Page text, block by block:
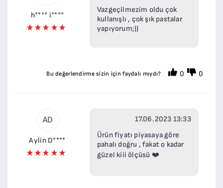
h**** i****
Vazgeçilmezim oldu çok
kullanışlı , çok şık pastalar
yapıyorum;))
Bu değerlendirme sizin için faydalı mıydı? 0 0
AD
Aylin D****
17.06.2023 13:33
Ürün fiyatı piyasaya göre
pahalı doğru , fakat o kadar
güzel kiii ölçüsü ❤️